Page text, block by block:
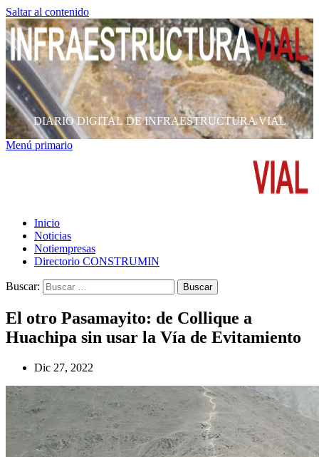
Saltar al contenido
DIARIO DIGITAL DE INFRAESTRUCTURA VIAL
Menú primario
Inicio
Noticias
Notiempresas
Directorio CONSTRUMIN
Buscar:
El otro Pasamayito: de Collique a
Huachipa sin usar la Vía de Evitamiento
Dic 27, 2022